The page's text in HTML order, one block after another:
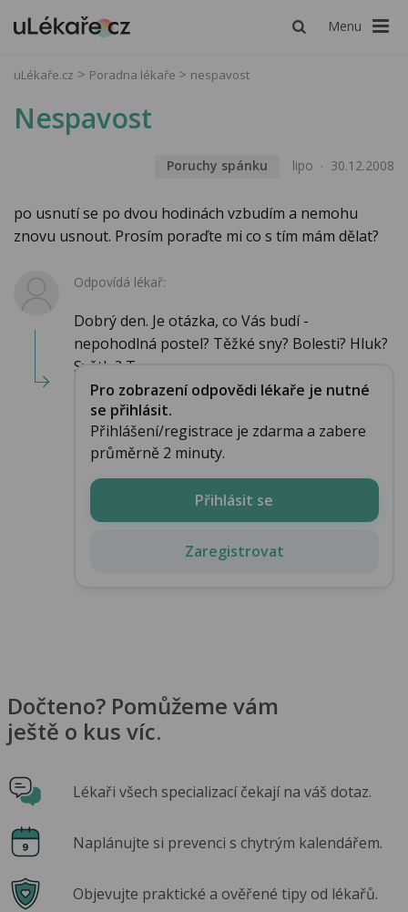
Menu
uLékaře.cz Poradna lékaře nespavost
Nespavost
Poruchy spánku lipo 30.12.2008
po usnutí se po dvou hodinách vzbudím a nemohu
znovu usnout. Prosím poraďte mi co s tím mám dělat?
Odpovídá lékař:
Dobrý den. Je otázka, co Vás budí -
nepohodlná postel? Těžké sny? Bolesti? Hluk?
Světlo? To...
Pro zobrazení odpovědi lékaře je nutné
se přihlásit.
Přihlášení/registrace je zdarma a zabere
průměrně 2 minuty.
Přihlásit se
Zaregistrovat
Dočteno? Pomůžeme vám
ještě o kus víc.
Lékaři všech specializací čekají na váš dotaz.
Naplánujte si prevenci s chytrým kalendářem.
Objevujte praktické a ověřené tipy od lékařů.